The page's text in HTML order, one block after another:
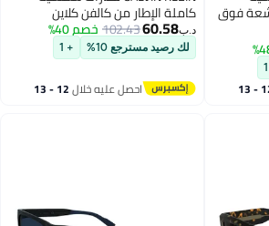
كاملة الإطار من كالفن كلاين
CK25536S 5420 (001) باللون
الأسود
60.58
102.43خصم 40%
لك رصيد مسترجع 10% + 1
احصل عليه خلال 12 - 13